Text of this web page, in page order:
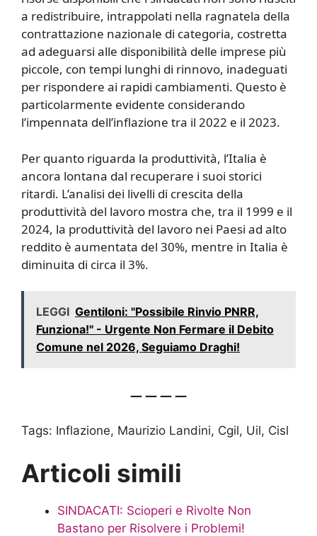
a redistribuire, intrappolati nella ragnatela della
contrattazione nazionale di categoria, costretta
ad adeguarsi alle disponibilità delle imprese più
piccole, con tempi lunghi di rinnovo, inadeguati
per rispondere ai rapidi cambiamenti. Questo è
particolarmente evidente considerando
l’impennata dell’inflazione tra il 2022 e il 2023.
Per quanto riguarda la produttività, l’Italia è
ancora lontana dal recuperare i suoi storici
ritardi. L’analisi dei livelli di crescita della
produttività del lavoro mostra che, tra il 1999 e il
2024, la produttività del lavoro nei Paesi ad alto
reddito è aumentata del 30%, mentre in Italia è
diminuita di circa il 3%.
LEGGI Gentiloni: "Possibile Rinvio PNRR,
Funziona!" - Urgente Non Fermare il Debito
Comune nel 2026, Seguiamo Draghi!
— — — —
Tags: Inflazione, Maurizio Landini, Cgil, Uil, Cisl
Articoli simili
SINDACATI: Scioperi e Rivolte Non
Bastano per Risolvere i Problemi!